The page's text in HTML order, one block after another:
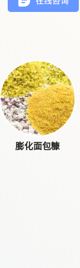
膨化面包糠